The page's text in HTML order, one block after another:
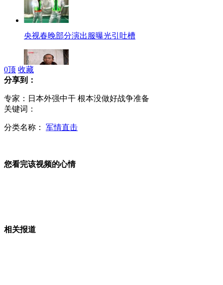
央视春晚部分演出服曝光引吐槽
0顶 收藏
分享到：
专家：日本外强中干 根本没做好战争准备
关键词：
分类名称： 军情直击
您看完该视频的心情
相关报道